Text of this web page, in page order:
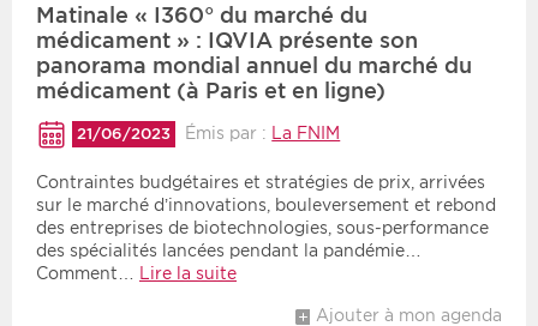
Matinale « I360° du marché du
médicament » : IQVIA présente son
panorama mondial annuel du marché du
médicament (à Paris et en ligne)
21/06/2023 Émis par : La FNIM
Contraintes budgétaires et stratégies de prix, arrivées
sur le marché d’innovations, bouleversement et rebond
des entreprises de biotechnologies, sous-performance
des spécialités lancées pendant la pandémie…
Comment…
Lire la suite
Ajouter à mon agenda